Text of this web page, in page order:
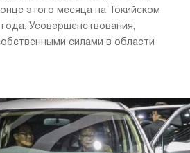
этого месяца на Токийском
Усовершенствования,
силами в области